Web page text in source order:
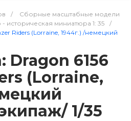
/
Сборные масштабные модели
историческая миниатюра 1: 35
/
Riders (Lorraine, 1944г.) /немецкий
Dragon 6156
(Lorraine,
1/35